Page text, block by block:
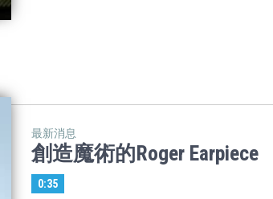
最新消息
創造魔術的Roger Earpiece
0:35